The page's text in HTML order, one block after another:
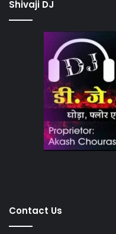
Shivaji DJ
Contact Us